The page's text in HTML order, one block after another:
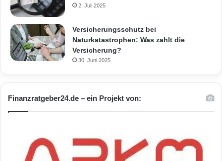
2. Juli 2025
Versicherungsschutz bei
Naturkatastrophen: Was zahlt die
Versicherung?
30. Juni 2025
Finanzratgeber24.de – ein Projekt von: